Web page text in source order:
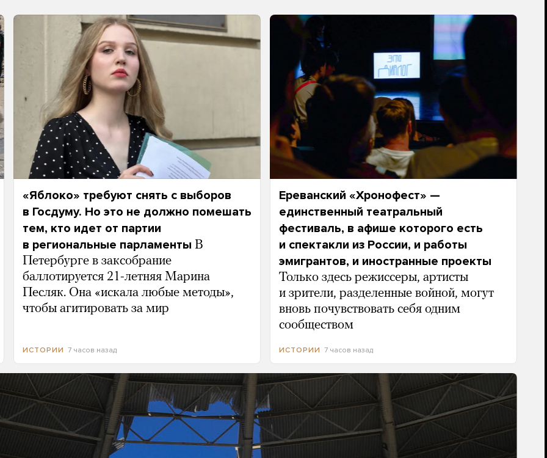
«Яблоко» требуют снять с выборов
в Госдуму. Но это не должно помешать
тем, кто идет от партии
в региональные парламенты В
Петербурге в заксобрание
баллотируется 21-летняя Марина
Песляк. Она «искала любые методы»,
чтобы агитировать за мир
ИСТОРИИ 7 часов назад
Ереванский «Хронофест» —
единственный театральный
фестиваль, в афише которого есть
и спектакли из России, и работы
эмигрантов, и иностранные проекты
Только здесь режиссеры, артисты
и зрители, разделенные войной, могут
вновь почувствовать себя одним
сообществом
ИСТОРИИ 7 часов назад